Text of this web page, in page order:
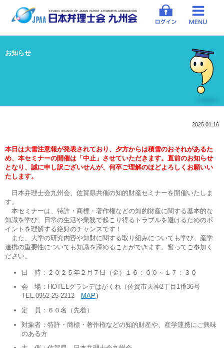
お知らせ
2025.01.16
本日は大雪注意報が発表されており、夕方からは積雪のおそれがあるた
め、本セミナーの開催は「中止」させていただきます。直前のお知らせ
となり、誠に申し訳ございせんが、何卒ご理解のほどよろしくお願いい
たします。
日本弁理士会九州会、佐賀県共催の知的財産セミナーを開催いたしま
す。
本セミナーは、特許・商標・著作権などの知的財産に関する基本的な
知識を学び、日常の生活や業務で起こり得るトラブルを避けるためのポ
イントを理解する絶好のチャンスです！
また、大学の研究内容や知財に関する取り組みについても学び、産学
連携の重要性についても知識を深めることができます。奮ってご参加く
ださい。
日 時：２０２５年２月７日（金）１６：００～１７：３０
会 場：HOTELグランデはがくれ（佐賀市天神2丁目1番36号
TEL.0952-25-2212
MAP ）
定 員：６０名（先着）
対象者：特許・商標・著作権などの知的財産や、産学連携にご興味
のある方